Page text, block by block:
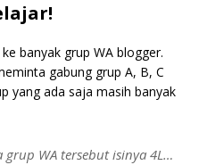
banyak grup WA blogger.
gabung grup A, B, C
yang ada saja masih banyak
grup WA tersebut isinya 4L…